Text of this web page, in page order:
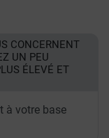
CONCERNENT
UN PEU
ÉLEVÉ ET
à votre base